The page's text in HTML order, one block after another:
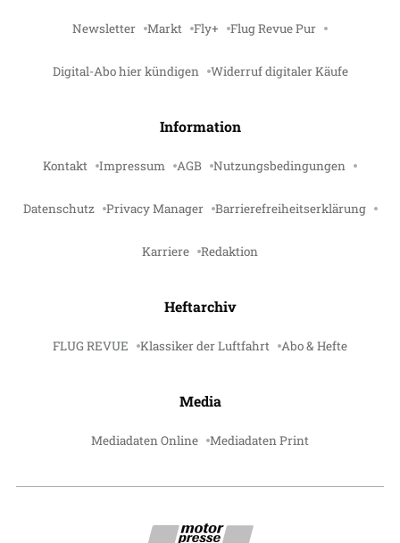
Newsletter Markt Fly+ Flug Revue Pur
Digital-Abo hier kündigen Widerruf digitaler Käufe
Information
Kontakt Impressum AGB Nutzungsbedingungen
Datenschutz Privacy Manager Barrierefreiheitserklärung
Karriere Redaktion
Heftarchiv
FLUG REVUE Klassiker der Luftfahrt Abo & Hefte
Media
Mediadaten Online Mediadaten Print